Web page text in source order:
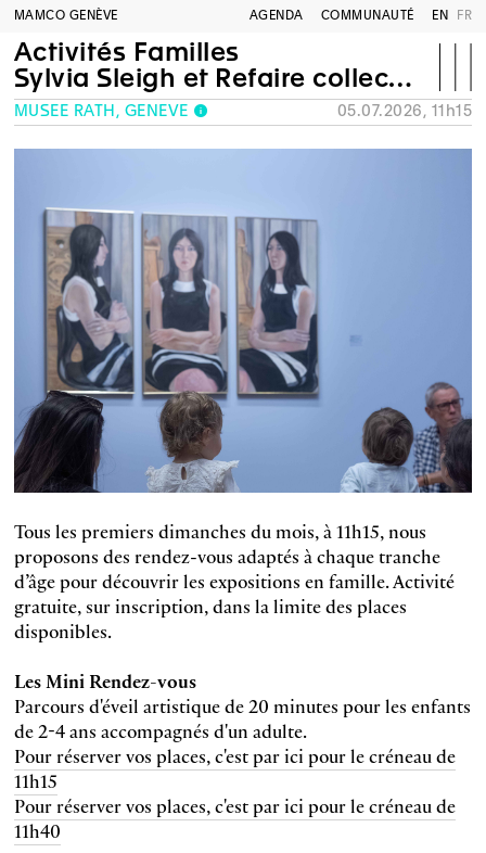
MAMCO GENÈVE AGENDA COMMUNAUTÉ EN FR
Activités Familles
Sylvia Sleigh et Refaire collection
MUSÉE RATH, GENÈVE 05.07.2026, 11h15
Tous les premiers dimanches du mois, à 11h15, nous
proposons des rendez-vous adaptés à chaque tranche
d’âge pour découvrir les expositions en famille. Activité
gratuite, sur inscription, dans la limite des places
disponibles.
Les Mini Rendez-vous
Parcours d'éveil artistique de 20 minutes pour les enfants
de 2-4 ans accompagnés d'un adulte.
Pour réserver vos places, c'est par ici pour le créneau de
11h15
Pour réserver vos places, c'est par ici pour le créneau de
11h40